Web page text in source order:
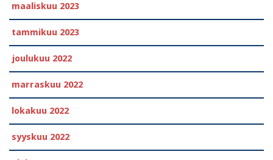
maaliskuu 2023
tammikuu 2023
joulukuu 2022
marraskuu 2022
lokakuu 2022
syyskuu 2022